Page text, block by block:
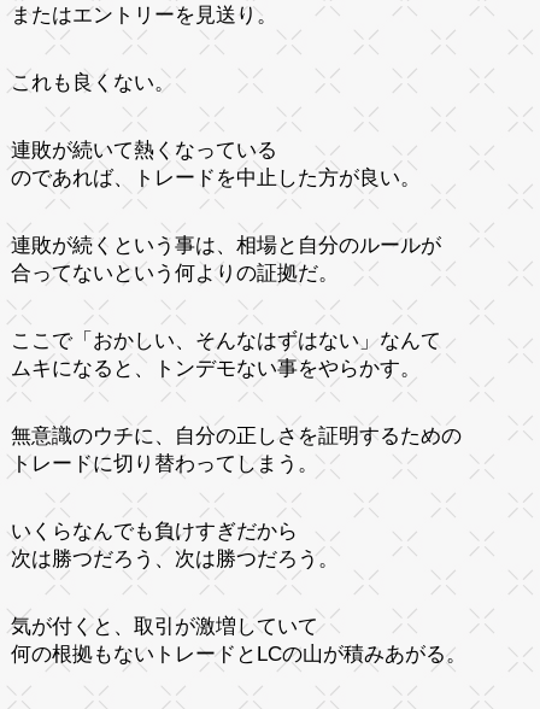
またはエントリーを見送り。
これも良くない。
連敗が続いて熱くなっている
のであれば、トレードを中止した方が良い。
連敗が続くという事は、相場と自分のルールが
合ってないという何よりの証拠だ。
ここで「おかしい、そんなはずはない」なんて
ムキになると、トンデモない事をやらかす。
無意識のウチに、自分の正しさを証明するための
トレードに切り替わってしまう。
いくらなんでも負けすぎだから
次は勝つだろう、次は勝つだろう。
気が付くと、取引が激増していて
何の根拠もないトレードとLCの山が積みあがる。